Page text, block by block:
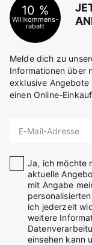
10 %
Willkommens-
rabatt
Melde dich zu
Informationen über
exklusive Angebote
einen Online-
E-Mail-Adresse
Ja, ich möchte
aktuelle
mit Angabe
ich jederzeit
weitere
einsehen kann